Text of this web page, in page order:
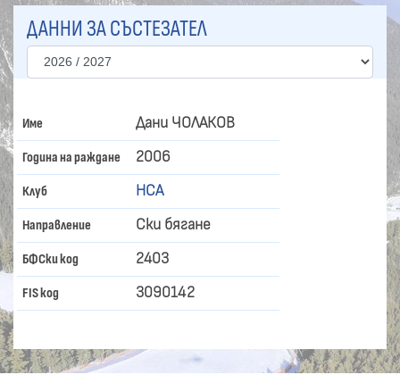
ДАННИ ЗА СЪСТЕЗАТЕЛ
Име Дани ЧОЛАКОВ
Година на раждане 2006
Клуб НСА
Направление Ски бягане
БФСки код 2403
FIS код 3090142